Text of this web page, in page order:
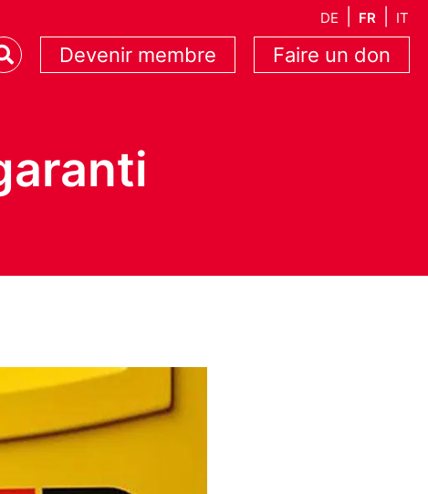
DE FR IT
Devenir membre Faire un don